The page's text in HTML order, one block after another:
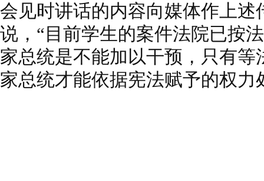
会见时讲话的内容向媒体作上述
说，“目前学生的案件法院已按
家总统是不能加以干预，只有
家总统才能依据宪法赋予的权力